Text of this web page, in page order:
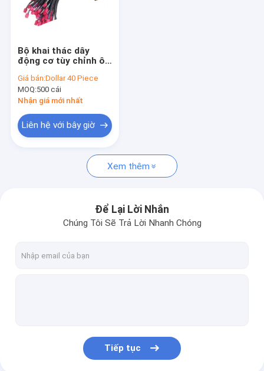
Dây nịt xe máy
Khai thác dây đa năng
Đầu nối khai thác dây
Hộp cầu chì khai thác dây
Bộ khai thác dây
động cơ tùy chỉnh ô
Giá bán:Dollar 40 Piece
MOQ:500 cái
Nhận giá mới nhất
Liên hệ với bây giờ
Xem thêm
Để Lại Lời Nhắn
Chúng Tôi Sẽ Trả Lời Nhanh Chóng
Tiếp tục